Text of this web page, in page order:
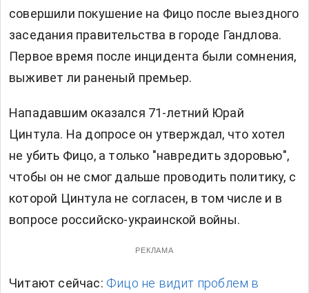
совершили покушение на Фицо после выездного
заседания правительства в городе Гандлова.
Первое время после инцидента были сомнения,
выживет ли раненый премьер.
Нападавшим оказался 71-летний Юрай
Цинтула. На допросе он утверждал, что хотел
не убить Фицо, а только "навредить здоровью",
чтобы он не смог дальше проводить политику, с
которой Цинтула не согласен, в том числе и в
вопросе российско-украинской войны.
РЕКЛАМА
Читают сейчас: Фицо не видит проблем в